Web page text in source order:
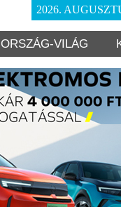
2026.
ORSZÁG-VILÁG